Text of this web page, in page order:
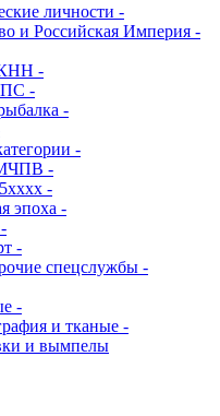
личности -
и Российская Империя -
-
-
-
-
-
-
эпоха -
-
спецслужбы -
-
и тканые -
и вымпелы